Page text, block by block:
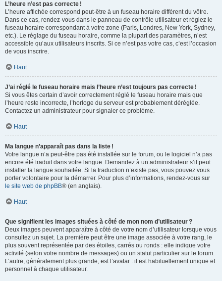
L’heure n’est pas correcte !
L’heure affichée correspond peut-être à un fuseau horaire différent du vôtre.
Dans ce cas, rendez-vous dans le panneau de contrôle utilisateur et réglez le
fuseau horaire correspondant à votre zone (Paris, Londres, New York, Sydney,
etc.). Le réglage du fuseau horaire, comme la plupart des paramètres, n’est
accessible qu’aux utilisateurs inscrits. Si ce n’est pas votre cas, c’est l’occasion
de vous inscrire.
Haut
J’ai réglé le fuseau horaire mais l’heure n’est toujours pas correcte !
Si vous êtes certain d’avoir correctement réglé le fuseau horaire mais que
l’heure reste incorrecte, l’horloge du serveur est probablement déréglée.
Contactez un administrateur pour signaler ce problème.
Haut
Ma langue n’apparaît pas dans la liste !
Votre langue n’a peut-être pas été installée sur le forum, ou le logiciel n’a pas
encore été traduit dans votre langue. Demandez à un administrateur s’il peut
installer la langue souhaitée. Si la traduction n’existe pas, vous pouvez vous
porter volontaire pour la démarrer. Pour plus d’informations, rendez-vous sur
le site web de phpBB® (en anglais).
Haut
Que signifient les images situées à côté de mon nom d’utilisateur ?
Deux images peuvent apparaître à côté de votre nom d’utilisateur lorsque vous
consultez un sujet. La première peut être une image associée à votre rang, le
plus souvent représentée par des étoiles, carrés ou ronds : elle indique votre
activité (selon votre nombre de messages) ou un statut particulier sur le forum.
L’autre, généralement plus grande, est l’avatar : il est habituellement unique et
personnel à chaque utilisateur.